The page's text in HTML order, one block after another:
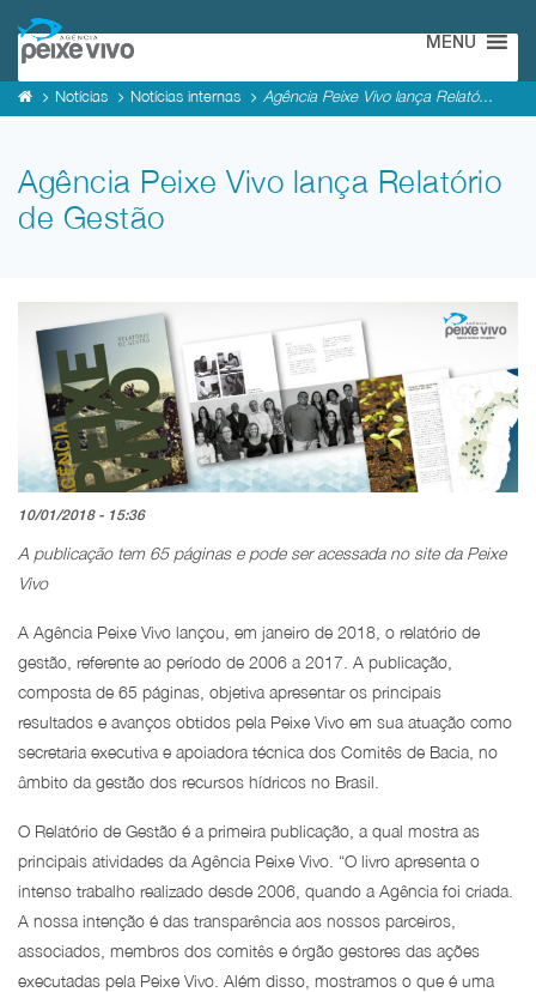
MENU
Notícias Notícias internas Agência Peixe Vivo lança Relató...
Agência Peixe Vivo lança Relatório
de Gestão
10/01/2018 - 15:36
A publicação tem 65 páginas e pode ser acessada no site da Peixe
Vivo
A Agência Peixe Vivo lançou, em janeiro de 2018, o relatório de
gestão, referente ao período de 2006 a 2017. A publicação,
composta de 65 páginas, objetiva apresentar os principais
resultados e avanços obtidos pela Peixe Vivo em sua atuação como
secretaria executiva e apoiadora técnica dos Comitês de Bacia, no
âmbito da gestão dos recursos hídricos no Brasil.
O Relatório de Gestão é a primeira publicação, a qual mostra as
principais atividades da Agência Peixe Vivo. “O livro apresenta o
intenso trabalho realizado desde 2006, quando a Agência foi criada.
A nossa intenção é das transparência aos nossos parceiros,
associados, membros dos comitês e órgão gestores das ações
executadas pela Peixe Vivo. Além disso, mostramos o que é uma